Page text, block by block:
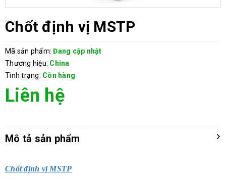
Chốt định vị MSTP
Mã sản phẩm: Đang cập nhật
Thương hiệu: China
Tình trạng: Còn hàng
Liên hệ
Mô tả sản phẩm
Chốt định vị MSTP